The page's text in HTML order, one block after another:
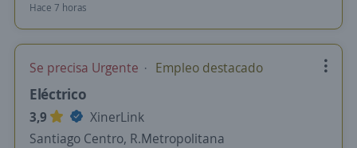
Hace 7 horas
Se precisa Urgente Empleo destacado
Eléctrico
3,9
XinerLink
Santiago Centro, R.Metropolitana